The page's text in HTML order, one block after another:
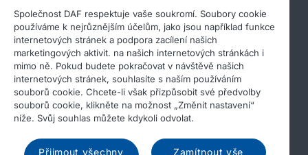
© 2026 DAF
Právní upozornění
Prohlášení o ochraně osobních údajů
Všeobecné obchodní podmínky
Income Tax Report
Společnost DAF respektuje vaše soukromí. Soubory cookie
používáme k nejrůznějším účelům, jako jsou například funkce
internetových stránek a podpora zacílení našich
marketingových aktivit. na našich internetových stránkách i
mimo ně. Pokud budete pokračovat v návštěvě našich
internetových stránek, souhlasíte s naším používáním
souborů cookie. Chcete-li však přizpůsobit své předvolby
souborů cookie, klikněte na možnost „Změnit nastavení“
níže. Svůj souhlas můžete kdykoli odvolat.
Přijmout všechny Zamítnout vše